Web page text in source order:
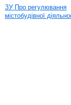
ЗУ Про регулювання
містобудівної